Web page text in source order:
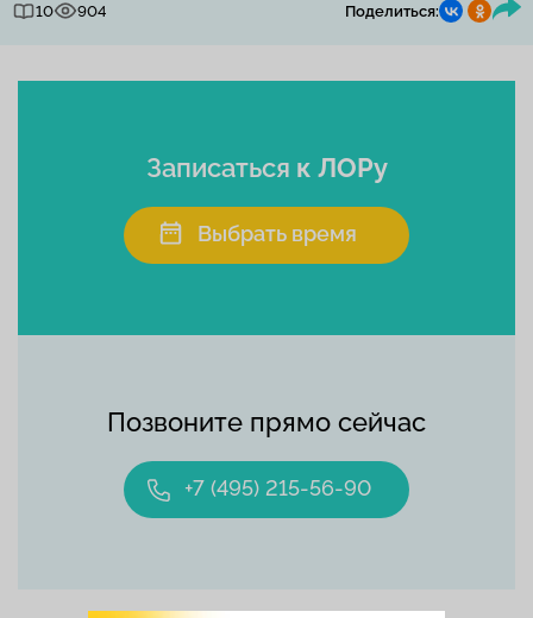
10
904 Поделиться:
Позвоните прямо сейчас
+7 (495) 215-56-90
Записаться к ЛОРу
Выбрать время